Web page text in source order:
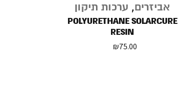
אביזרים, ערכות תיקון
POLYURETHANE SOLARCURE
RESIN
₪75.00